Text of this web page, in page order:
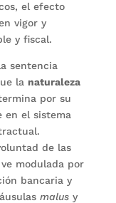
el efecto
vigor y
y fiscal.
sentencia
la naturaleza
por su
en el sistema
de las
modulada por
bancaria y
malusy